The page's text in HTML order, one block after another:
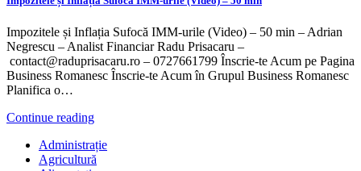
Impozitele și Inflația Sufocă IMM-urile (Video) – 50 min – Adrian
Negrescu – Analist Financiar Radu Prisacaru –
contact@raduprisacaru.ro – 0727661799 Înscrie-te Acum pe Pagina
Business Romanesc Înscrie-te Acum în Grupul Business Romanesc
Planifica o…
Continue reading
Administrație
Agricultură